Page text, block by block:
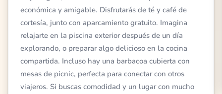
económica y amigable. Disfrutarás de té y café de
cortesía, junto con aparcamiento gratuito. Imagina
relajarte en la piscina exterior después de un día
explorando, o preparar algo delicioso en la cocina
compartida. Incluso hay una barbacoa cubierta con
mesas de picnic, perfecta para conectar con otros
viajeros. Si buscas comodidad y un lugar con mucho